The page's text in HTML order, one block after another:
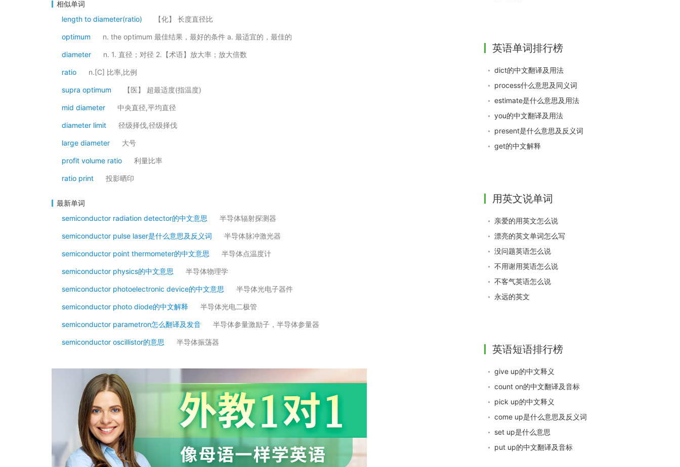
相似单词
length to diameter(ratio)
【化】 长度直径比
optimum n. the optimum 最佳结果，最好的条件 a. 最适宜的，最佳的
diameter n. 1. 直径；对径 2.【术语】放大率；放大倍数
ratio n.[C] 比率,比例
supra optimum 【医】 超最适度(指温度)
mid diameter 中央直径,平均直径
diameter limit 径级择伐,径级择伐
large diameter 大号
profit volume ratio 利量比率
ratio print 投影晒印
最新单词
semiconductor radiation detector的中文意思
半导体辐射探测器
semiconductor pulse laser是什么意思及反义词 半导体脉冲激光器
semiconductor point thermometer的中文意思 半导体点温度计
semiconductor physics的中文意思 半导体物理学
semiconductor photoelectronic device的中文意思 半导体光电子器件
semiconductor photo diode的中文解释 半导体光电二极管
semiconductor parametron怎么翻译及发音 半导体参量激励子，半导体参量器
semiconductor oscillistor的意思 半导体振荡器
英语单词排行榜
dict的中文翻译及用法
process什么意思及同义词
estimate是什么意思及用法
you的中文翻译及用法
present是什么意思及反义词
get的中文解释
用英文说单词
亲爱的用英文怎么说
漂亮的英文单词怎么写
没问题英语怎么说
不用谢用英语怎么说
不客气英语怎么说
永远的英文
英语短语排行榜
give up的中文释义
count on的中文翻译及音标
pick up的中文释义
come up是什么意思及反义词
set up是什么意思
put up的中文翻译及音标